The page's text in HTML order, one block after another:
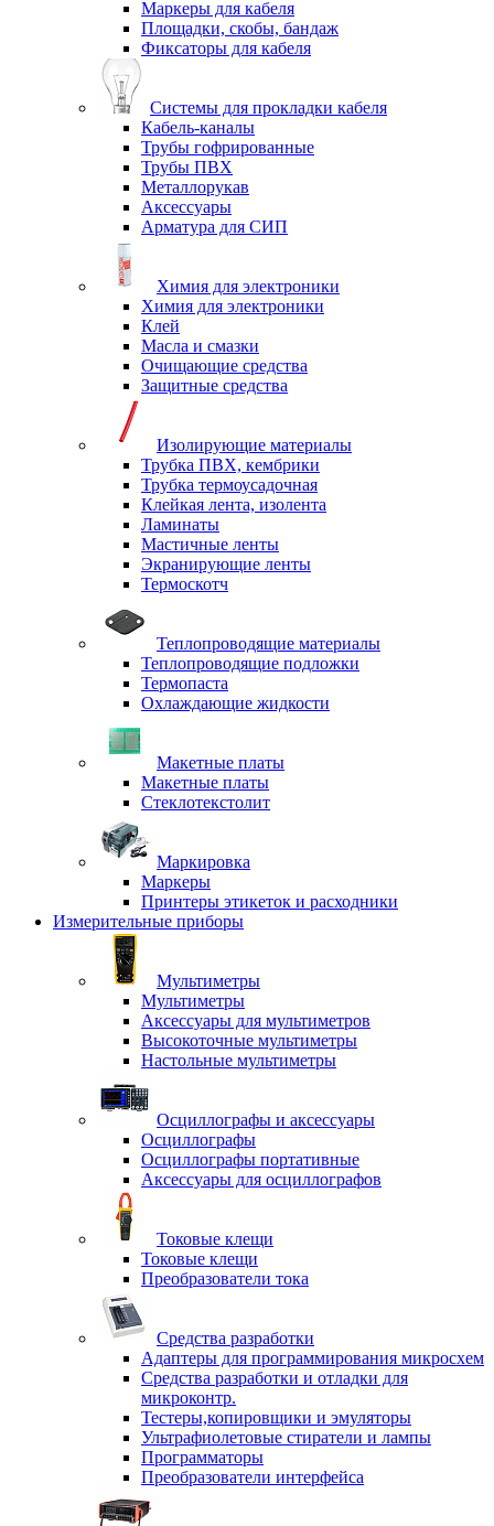
Маркеры для кабеля
Площадки, скобы, бандаж
Фиксаторы для кабеля
Системы для прокладки кабеля
Кабель-каналы
Трубы гофрированные
Трубы ПВХ
Металлорукав
Аксессуары
Арматура для СИП
Химия для электроники
Химия для электроники
Клей
Масла и смазки
Очищающие средства
Защитные средства
Изолирующие материалы
Трубка ПВХ, кембрики
Трубка термоусадочная
Клейкая лента, изолента
Ламинаты
Мастичные ленты
Экранирующие ленты
Термоскотч
Теплопроводящие материалы
Теплопроводящие подложки
Термопаста
Охлаждающие жидкости
Макетные платы
Макетные платы
Стеклотекстолит
Маркировка
Маркеры
Принтеры этикеток и расходники
Измерительные приборы
Мультиметры
Мультиметры
Аксессуары для мультиметров
Высокоточные мультиметры
Настольные мультиметры
Осциллографы и аксессуары
Осциллографы
Осциллографы портативные
Аксессуары для осциллографов
Токовые клещи
Токовые клещи
Преобразователи тока
Средства разработки
Адаптеры для программирования микросхем
Средства разработки и отладки для
микроконтр.
Тестеры,копировщики и эмуляторы
Ультрафиолетовые стиратели и лампы
Программаторы
Преобразователи интерфейса